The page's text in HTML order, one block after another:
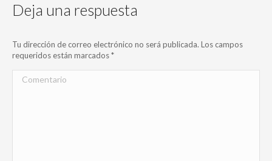
Deja una respuesta
Tu dirección de correo electrónico no será publicada. Los campos
requeridos están marcados*
Comentario